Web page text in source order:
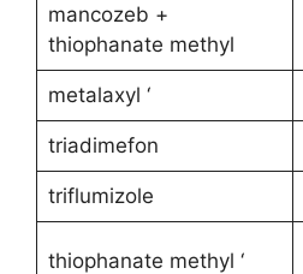
mancozeb +
thiophanate methyl
metalaxyl ‘
triadimefon
triflumizole
thiophanate methyl ‘